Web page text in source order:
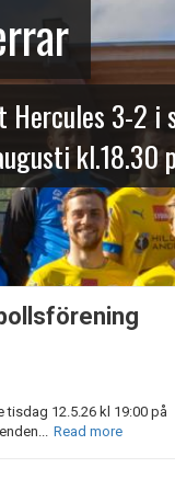
Hercules 3-2 i
tisdag 12.5.26 kl 19:00 på
Read more